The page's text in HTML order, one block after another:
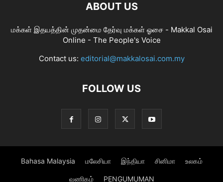
ABOUT US
மக்கள் இதயத்தின் முதன்மை தேர்வு மக்கள் ஓசை - Makkal Osai
Online - The People's Voice
Contact us: editorial@makkalosai.com.my
FOLLOW US
Bahasa Malaysia மலேசியா இந்தியா சினிமா உலகம்
வணிகம் PENGUMUMAN